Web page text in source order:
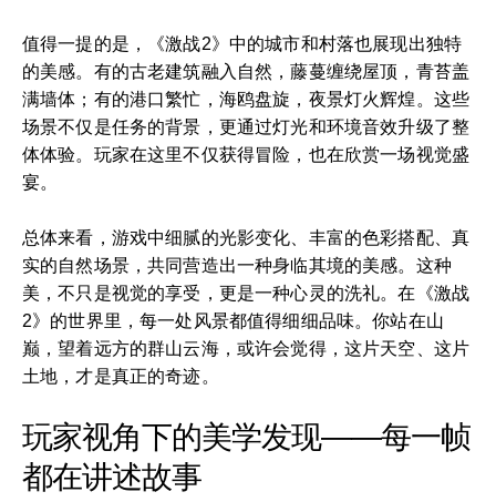
值得一提的是，《激战2》中的城市和村落也展现出独特
的美感。有的古老建筑融入自然，藤蔓缠绕屋顶，青苔盖
满墙体；有的港口繁忙，海鸥盘旋，夜景灯火辉煌。这些
场景不仅是任务的背景，更通过灯光和环境音效升级了整
体体验。玩家在这里不仅获得冒险，也在欣赏一场视觉盛
宴。
总体来看，游戏中细腻的光影变化、丰富的色彩搭配、真
实的自然场景，共同营造出一种身临其境的美感。这种
美，不只是视觉的享受，更是一种心灵的洗礼。在《激战
2》的世界里，每一处风景都值得细细品味。你站在山
巅，望着远方的群山云海，或许会觉得，这片天空、这片
土地，才是真正的奇迹。
玩家视角下的美学发现——每一帧
都在讲述故事